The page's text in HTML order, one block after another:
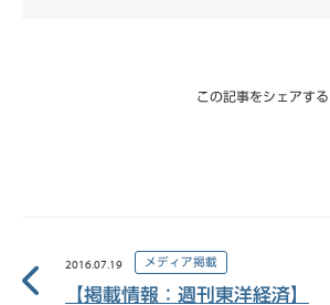
この記事をシェアする
2016.07.19 メディア掲載
【掲載情報：週刊東洋経済】